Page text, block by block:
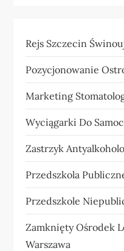
Rejs Szczecin
Pozycjonowanie
Marketing
Wyciągarki Do
Zastrzyk
Przedszkola
Przedszkole
Zamknięty Ośrodek
Warszawa